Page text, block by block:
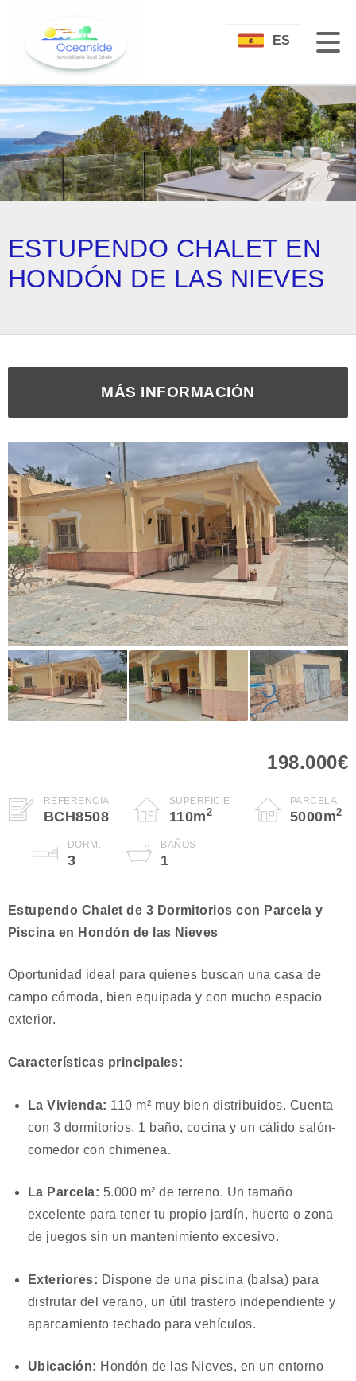
ES
ESTUPENDO CHALET EN
HONDÓN DE LAS NIEVES
MÁS INFORMACIÓN
198.000€
REFERENCIA
BCH8508
SUPERFICIE
110m2
PARCELA
5000m2
DORM.
3
BAÑOS
1
Estupendo Chalet de 3 Dormitorios con Parcela y
Piscina en Hondón de las Nieves
Oportunidad ideal para quienes buscan una casa de
campo cómoda, bien equipada y con mucho espacio
exterior.
Características principales:
La Vivienda: 110 m² muy bien distribuidos. Cuenta
con 3 dormitorios, 1 baño, cocina y un cálido salón-
comedor con chimenea.
La Parcela: 5.000 m² de terreno. Un tamaño
excelente para tener tu propio jardín, huerto o zona
de juegos sin un mantenimiento excesivo.
Exteriores: Dispone de una piscina (balsa) para
disfrutar del verano, un útil trastero independiente y
aparcamiento techado para vehículos.
Ubicación: Hondón de las Nieves, en un entorno